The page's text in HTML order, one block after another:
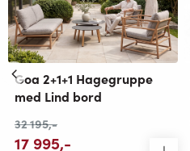
Goa 2+1+1 Hagegruppe
med Lind bord
32 195,-
17 995,-